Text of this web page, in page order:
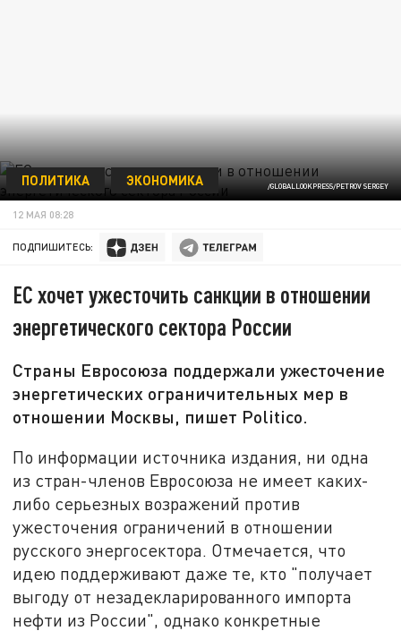
/GLOBALLOOKPRESS/PETROV SERGEY
ПОЛИТИКА ЭКОНОМИКА
12 МАЯ 08:28
ПОДПИШИТЕСЬ:
ЕС хочет ужесточить санкции в отношении
энергетического сектора России
Страны Евросоюза поддержали ужесточение
энергетических ограничительных мер в
отношении Москвы, пишет Politico.
По информации источника издания, ни одна
из стран-членов Евросоюза не имеет каких-
либо серьезных возражений против
ужесточения ограничений в отношении
русского энергосектора. Отмечается, что
идею поддерживают даже те, кто "получает
выгоду от незадекларированного импорта
нефти из России", однако конкретные